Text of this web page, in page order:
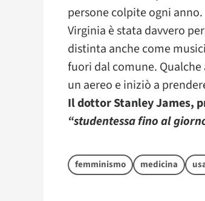
persone colpite ogni anno.
Virginia è stata davvero
distinta anche come
fuori dal comune.
un aereo e iniziò a
Il dottor Stanley James,
“studentessa fino al
femminismo medicina